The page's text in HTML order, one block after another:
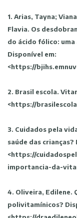
1. Arias, Tayna;
Flavia. Os
do ácido fólico: uma
Disponível em:
<https://
2. Brasil escola.
<https://
3. Cuidados pela
saúde das crianças?
<https://
importancia-da-
4. Oliveira, Edilene.
polivitamínicos?